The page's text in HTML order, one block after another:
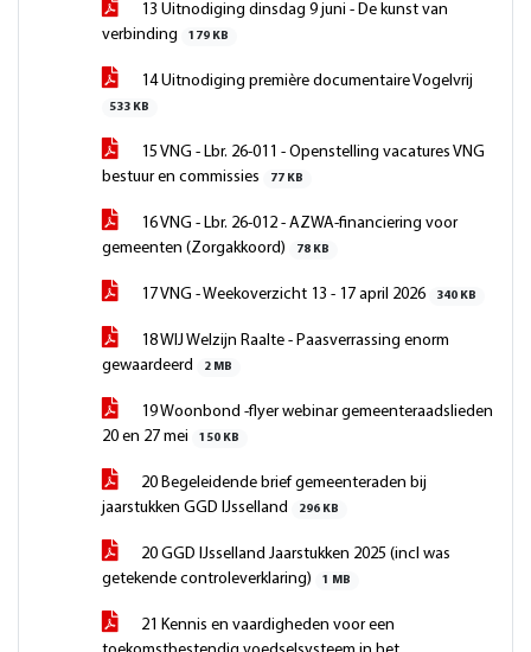
13 Uitnodiging dinsdag 9 juni - De kunst van
verbinding
179 KB
14 Uitnodiging première documentaire Vogelvrij
533 KB
15 VNG - Lbr. 26-011 - Openstelling vacatures VNG
bestuur en commissies
77 KB
16 VNG - Lbr. 26-012 - AZWA-financiering voor
gemeenten (Zorgakkoord)
78 KB
17 VNG - Weekoverzicht 13 - 17 april 2026 340 KB
18 WIJ Welzijn Raalte - Paasverrassing enorm
gewaardeerd
2 MB
19 Woonbond -flyer webinar gemeenteraadslieden
20 en 27 mei
150 KB
20 Begeleidende brief gemeenteraden bij
jaarstukken GGD IJsselland
296 KB
20 GGD IJsselland Jaarstukken 2025 (incl was
getekende controleverklaring)
1 MB
21 Kennis en vaardigheden voor een